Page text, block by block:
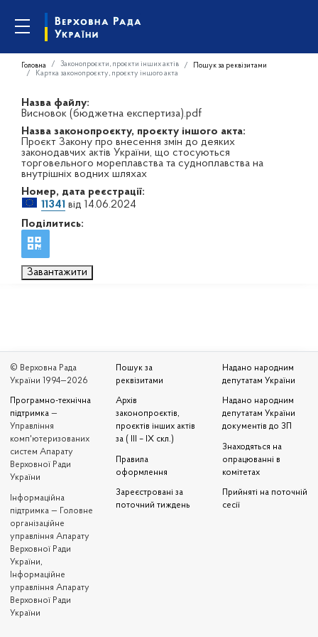
Головна Законопроєкти, проєкти інших актів
Пошук за реквізитами
Картка законопроєкту, проєкту іншого акта
Назва файлу:
Висновок (бюджетна експертиза).pdf
Назва законопроєкту, проєкту іншого акта:
Проєкт Закону про внесення змін до деяких
законодавчих актів України, що стосуються
торговельного мореплавства та судноплавства на
внутрішніх водних шляхах
Номер, дата реєстрації:
11341 від 14.06.2024
Поділитись:
Завантажити
© Верховна Рада
України 1994—2026
Програмно-технічна
підтримка —
Управління
комп'ютеризованих
систем Апарату
Верховної Ради
України
Iнформаційна
підтримка — Головне
організаційне
управління Апарату
Верховної Ради
України,
Інформаційне
управління Апарату
Верховної Ради
України
Пошук за
реквізитами
Архів
законопроєктів,
проєктів інших актів
за ( III – IX скл.)
Правила
оформлення
Зареєстровані за
поточний тиждень
Надано народним
депутатам України
Надано народним
депутатам України
документів до ЗП
Знаходяться на
опрацюванні в
комітетах
Прийняті на поточній
сесії